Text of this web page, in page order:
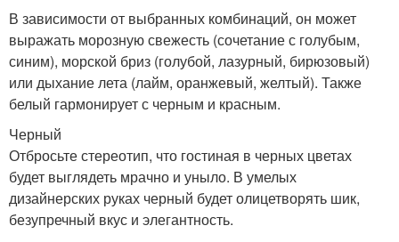
В зависимости от выбранных комбинаций, он может
выражать морозную свежесть (сочетание с голубым,
синим), морской бриз (голубой, лазурный, бирюзовый)
или дыхание лета (лайм, оранжевый, желтый). Также
белый гармонирует с черным и красным.
Черный
Отбросьте стереотип, что гостиная в черных цветах
будет выглядеть мрачно и уныло. В умелых
дизайнерских руках черный будет олицетворять шик,
безупречный вкус и элегантность.